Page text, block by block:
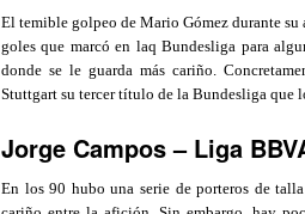
El temible golpeo de Mario Gómez durante su
goles que marcó en laq Bundesliga para
donde se le guarda más cariño.
Stuttgart su tercer título de la Bundesliga que
Jorge Campos – Liga
En los 90 hubo una serie de porteros de